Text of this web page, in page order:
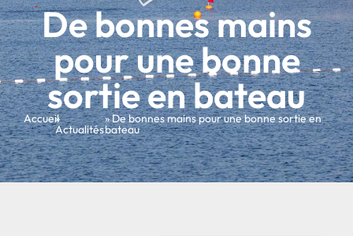
De bonnes mains
pour une bonne
sortie en bateau
Accueil
»
Actualités
» De bonnes mains pour une bonne sortie en
bateau